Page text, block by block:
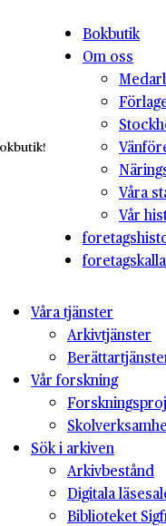
Bokbutik
Om oss
Våra
Vår
Våra tjänster
Arkivtjänster
Vår forskning
Sök i arkiven
Arkivbestånd
Digitala
Biblioteket